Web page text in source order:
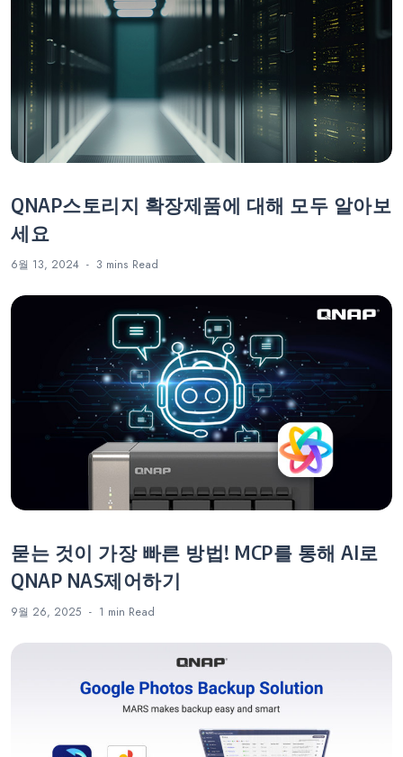
QNAP스토리지 확장제품에 대해 모두 알아보
세요
6월 13, 2024 3 mins Read
묻는 것이 가장 빠른 방법! MCP를 통해 AI로
QNAP NAS제어하기
9월 26, 2025 1 min Read